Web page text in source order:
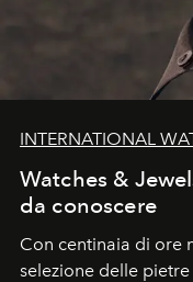
INTERNATIONAL
Watches &
da conoscere
Con centinaia di ore
selezione delle